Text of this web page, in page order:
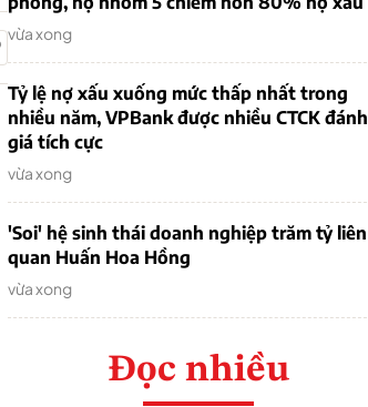
vừa xong
Tỷ lệ nợ xấu xuống mức thấp nhất trong
nhiều năm, VPBank được nhiều CTCK đánh
giá tích cực
vừa xong
'Soi' hệ sinh thái doanh nghiệp trăm tỷ liên
quan Huấn Hoa Hồng
vừa xong
Đọc nhiều